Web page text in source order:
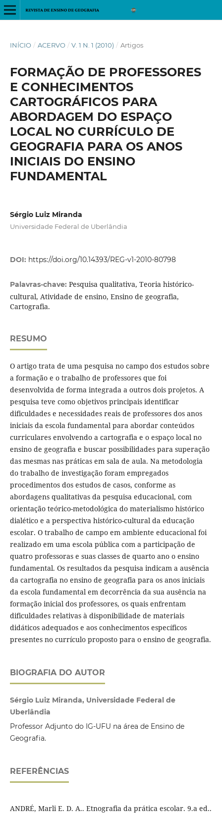
INÍCIO / ACERVO / V. 1 N. 1 (2010) / Artigos
FORMAÇÃO DE PROFESSORES
E CONHECIMENTOS
CARTOGRÁFICOS PARA
ABORDAGEM DO ESPAÇO
LOCAL NO CURRÍCULO DE
GEOGRAFIA PARA OS ANOS
INICIAIS DO ENSINO
FUNDAMENTAL
Sérgio Luiz Miranda
Universidade Federal de Uberlândia
DOI: https://doi.org/10.14393/REG-v1-2010-80798
Palavras-chave: Pesquisa qualitativa, Teoria histórico-
cultural, Atividade de ensino, Ensino de geografia,
Cartografia.
RESUMO
O artigo trata de uma pesquisa no campo dos estudos sobre
a formação e o trabalho de professores que foi
desenvolvida de forma integrada a outros dois projetos. A
pesquisa teve como objetivos principais identificar
dificuldades e necessidades reais de professores dos anos
iniciais da escola fundamental para abordar conteúdos
curriculares envolvendo a cartografia e o espaço local no
ensino de geografia e buscar possibilidades para superação
das mesmas nas práticas em sala de aula. Na metodologia
do trabalho de investigação foram empregados
procedimentos dos estudos de casos, conforme as
abordagens qualitativas da pesquisa educacional, com
orientação teórico-metodológica do materialismo histórico
dialético e a perspectiva histórico-cultural da educação
escolar. O trabalho de campo em ambiente educacional foi
realizado em uma escola pública com a participação de
quatro professoras e suas classes de quarto ano o ensino
fundamental. Os resultados da pesquisa indicam a ausência
da cartografia no ensino de geografia para os anos iniciais
da escola fundamental em decorrência da sua ausência na
formação inicial dos professores, os quais enfrentam
dificuldades relativas à disponibilidade de materiais
didáticos adequados e aos conhecimentos específicos
presentes no currículo proposto para o ensino de geografia.
BIOGRAFIA DO AUTOR
Sérgio Luiz Miranda, Universidade Federal de
Uberlândia
Professor Adjunto do IG-UFU na área de Ensino de
Geografia.
REFERÊNCIAS
ANDRÉ, Marli E. D. A.. Etnografia da prática escolar. 9.a ed..